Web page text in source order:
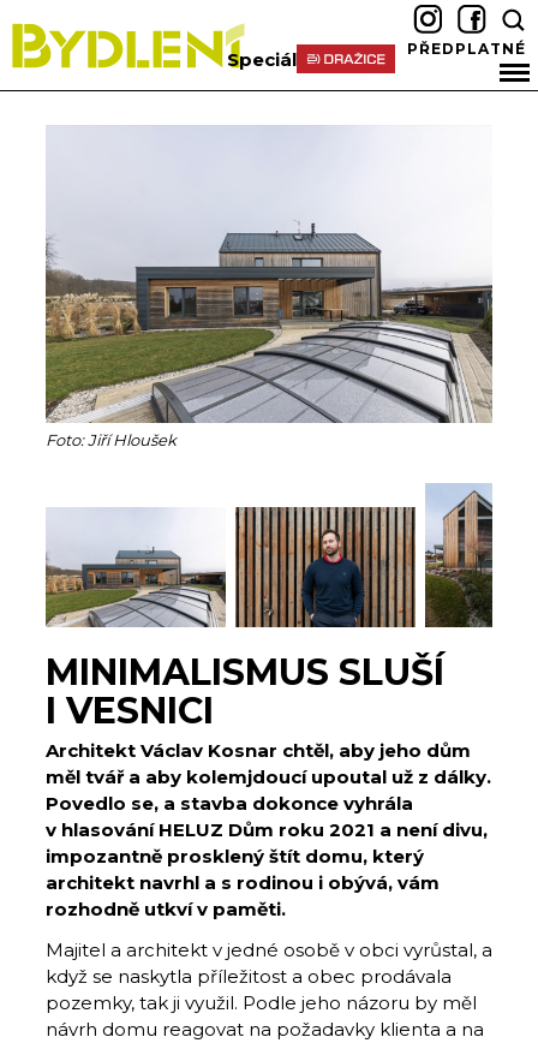
Speciál PŘEDPLATNÉ
Foto: Jiří Hloušek
MINIMALISMUS SLUŠÍ
I VESNICI
Architekt Václav Kosnar chtěl, aby jeho dům
měl tvář a aby kolemjdoucí upoutal už z dálky.
Povedlo se, a stavba dokonce vyhrála
v hlasování HELUZ Dům roku 2021 a není divu,
impozantně prosklený štít domu, který
architekt navrhl a s rodinou i obývá, vám
rozhodně utkví v paměti.
Majitel a architekt v jedné osobě v obci vyrůstal, a
když se naskytla příležitost a obec prodávala
pozemky, tak ji využil. Podle jeho názoru by měl
návrh domu reagovat na požadavky klienta a na